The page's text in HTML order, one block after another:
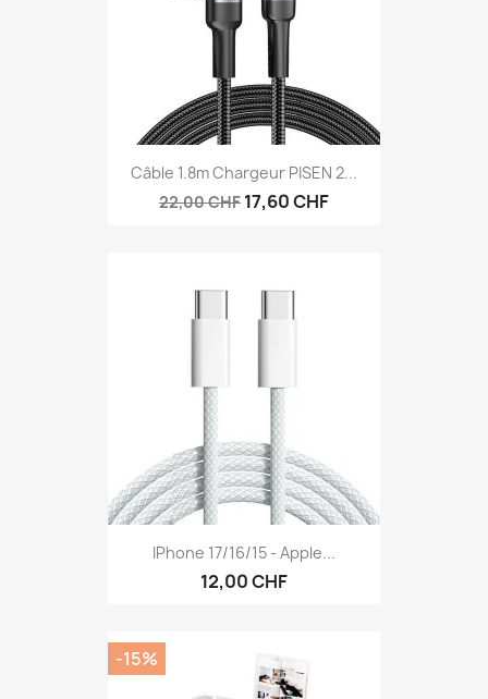
Câble 1.8m Chargeur PISEN 2...
22,00 CHF 17,60 CHF
IPhone 17/16/15 - Apple...
12,00 CHF
-15%